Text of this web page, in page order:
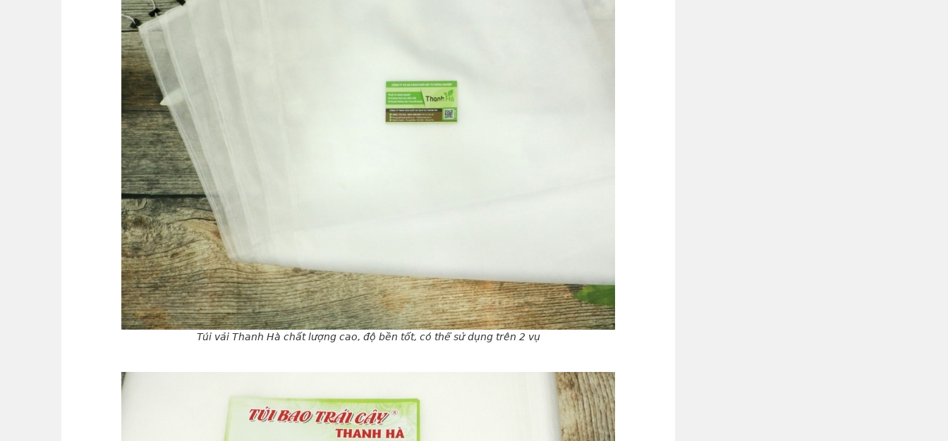
Túi vải Thanh Hà chất lượng cao, độ bền tốt, có thể sử dụng trên 2 vụ